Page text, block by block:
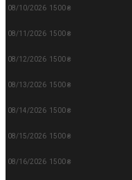
08/10/2026 1500 ₴
08/11/2026 1500 ₴
08/12/2026 1500 ₴
08/13/2026 1500 ₴
08/14/2026 1500 ₴
08/15/2026 1500 ₴
08/16/2026 1500 ₴